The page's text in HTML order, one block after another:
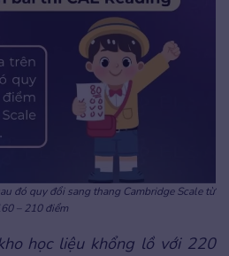
đó quy đổi sang thang Cambridge Scale từ
– 210 điểm
học liệu khổng lồ với 220